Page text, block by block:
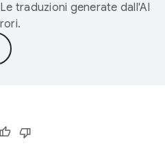
traduzioni generate dall'AI